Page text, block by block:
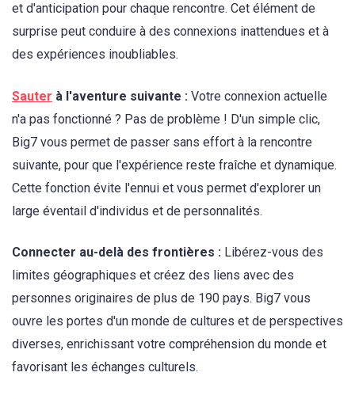
et d'anticipation pour chaque rencontre. Cet élément de
surprise peut conduire à des connexions inattendues et à
des expériences inoubliables.
Sauter à l'aventure suivante : Votre connexion actuelle
n'a pas fonctionné ? Pas de problème ! D'un simple clic,
Big7 vous permet de passer sans effort à la rencontre
suivante, pour que l'expérience reste fraîche et dynamique.
Cette fonction évite l'ennui et vous permet d'explorer un
large éventail d'individus et de personnalités.
Connecter au-delà des frontières : Libérez-vous des
limites géographiques et créez des liens avec des
personnes originaires de plus de 190 pays. Big7 vous
ouvre les portes d'un monde de cultures et de perspectives
diverses, enrichissant votre compréhension du monde et
favorisant les échanges culturels.